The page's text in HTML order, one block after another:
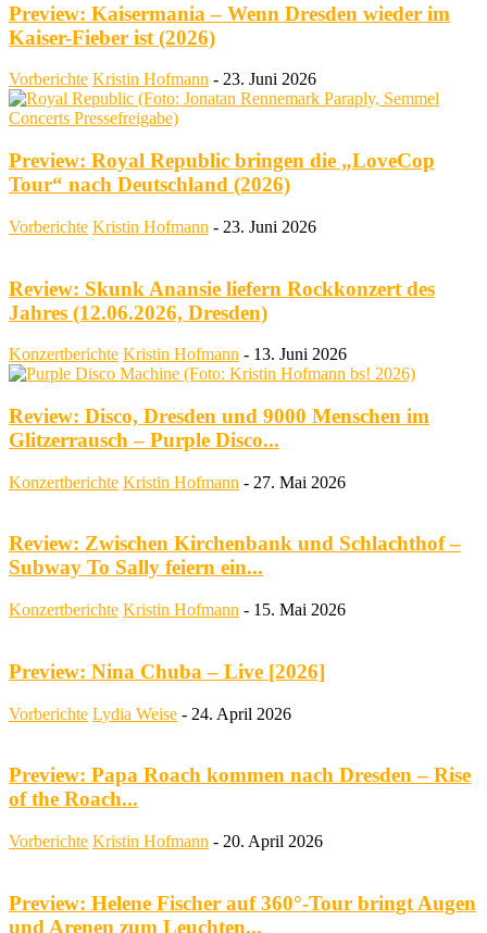
Preview: Kaisermania – Wenn Dresden wieder im
Kaiser-Fieber ist (2026)
Vorberichte Kristin Hofmann - 23. Juni 2026
Preview: Royal Republic bringen die „LoveCop
Tour“ nach Deutschland (2026)
Vorberichte Kristin Hofmann - 23. Juni 2026
Review: Skunk Anansie liefern Rockkonzert des
Jahres (12.06.2026, Dresden)
Konzertberichte Kristin Hofmann - 13. Juni 2026
Review: Disco, Dresden und 9000 Menschen im
Glitzerrausch – Purple Disco...
Konzertberichte Kristin Hofmann - 27. Mai 2026
Review: Zwischen Kirchenbank und Schlachthof –
Subway To Sally feiern ein...
Konzertberichte Kristin Hofmann - 15. Mai 2026
Preview: Nina Chuba – Live [2026]
Vorberichte Lydia Weise - 24. April 2026
Preview: Papa Roach kommen nach Dresden – Rise
of the Roach...
Vorberichte Kristin Hofmann - 20. April 2026
Preview: Helene Fischer auf 360°-Tour bringt Augen
und Arenen zum Leuchten...